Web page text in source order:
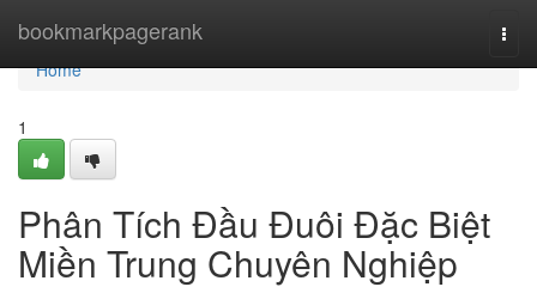
bookmarkpagerank
Home
Home
1
Phân Tích Đầu Đuôi Đặc Biệt
Miền Trung Chuyên Nghiệp